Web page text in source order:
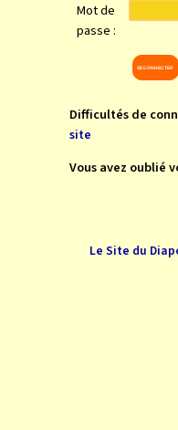
Mot de
passe :
Difficultés de
site
Vous avez oublié
Le Site du